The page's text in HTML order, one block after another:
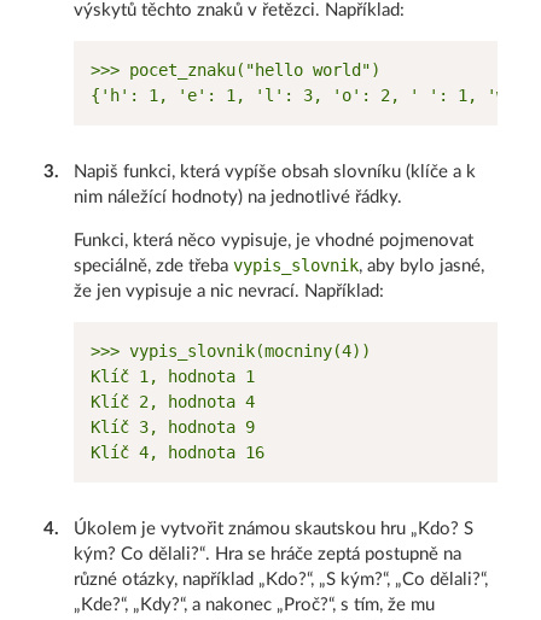
výskytů těchto znaků v řetězci. Například:
>>> pocet_znaku("hello world")
3.
Napiš funkci, která vypíše obsah slovníku (klíče a k
nim náležící hodnoty) na jednotlivé řádky.
Funkci, která něco vypisuje, je vhodné pojmenovat
speciálně, zde třebavypis_slovnik, aby bylo jasné,
že jen vypisuje a nic nevrací. Například:
>>> vypis_slovnik(mocniny(4))
Klíč 1, hodnota 1
Klíč 2, hodnota 4
Klíč 3, hodnota 9
4.
Úkolem je vytvořit známou skautskou hru „Kdo? S
kým? Co dělali?“. Hra se hráče zeptá postupně na
různé otázky, například „Kdo?“, „S kým?“, „Co dělali?“,
„Kde?“, „Kdy?“, a nakonec „Proč?“, s tím, že mu